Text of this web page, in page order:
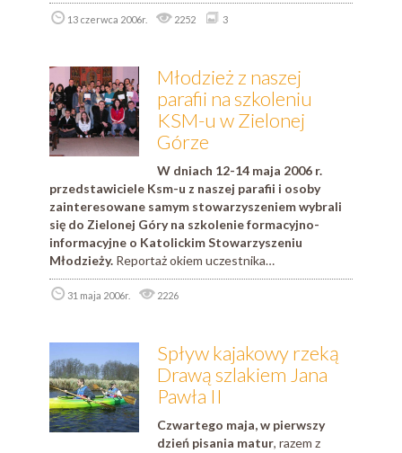
13 czerwca 2006r. 2252 3
Młodzież z naszej
parafii na szkoleniu
KSM-u w Zielonej
Górze
W dniach 12-14 maja 2006 r.
przedstawiciele Ksm-u z naszej parafii i osoby
zainteresowane samym stowarzyszeniem wybrali
się do Zielonej Góry na szkolenie formacyjno-
informacyjne o Katolickim Stowarzyszeniu
Młodzieży. Reportaż okiem uczestnika…
31 maja 2006r. 2226
Spływ kajakowy rzeką
Drawą szlakiem Jana
Pawła II
Czwartego maja, w pierwszy
dzień pisania matur, razem z